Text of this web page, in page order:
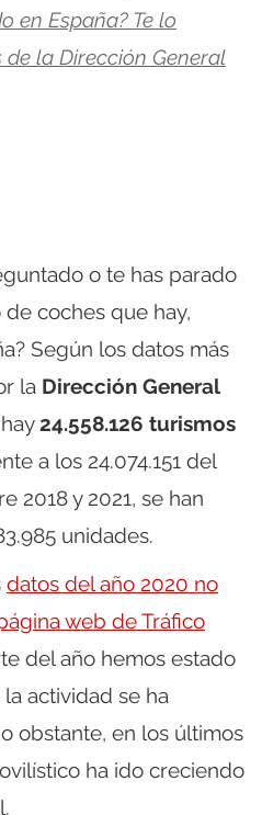
en España? Te lo
la Dirección General
o te has parado
coches que hay,
Según los datos más
la Dirección General
24.558.126 turismos
a los 24.074.151 del
2018 y 2021, se han
unidades.
datos del año 2020 no
web de Tráfico
del año hemos estado
actividad se ha
obstante, en los últimos
ha ido creciendo